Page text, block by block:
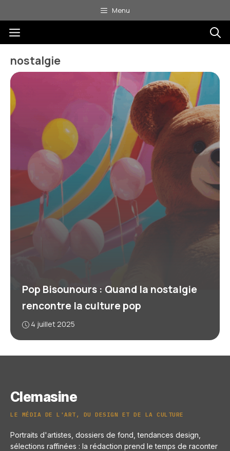
au
contenu
Menu
Menu
nostalgie
Pop Bisounours : Quand la nostalgie
rencontre la culture pop
4 juillet 2025
Clemasine
LE MÉDIA DE L'ART, DU DESIGN ET DE LA CULTURE
Portraits d'artistes, dossiers de fond, tendances design,
sélections raffinées : la rédaction prend le temps de raconter